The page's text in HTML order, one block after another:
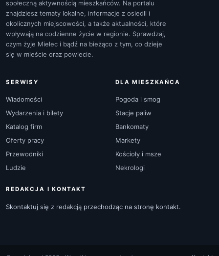
społeczną aktywnością mieszkańców. Na portalu
znajdziesz tematy lokalne, informacje z osiedli i
okolicznych miejscowości, a także aktualności, które
wpływają na codzienne życie w regionie. Sprawdzaj,
czym żyje Mielec i bądź na bieżąco z tym, co dzieje
się w mieście oraz powiecie.
SERWISY
Wiadomości
Wydarzenia i bilety
Katalog firm
Oferty pracy
Przewodniki
Ludzie
DLA MIESZKAŃCA
Pogoda i smog
Stacje paliw
Bankomaty
Markety
Kościoły i msze
Nekrologi
REDAKCJA I KONTAKT
Skontaktuj się z redakcją przechodząc na stronę kontakt.